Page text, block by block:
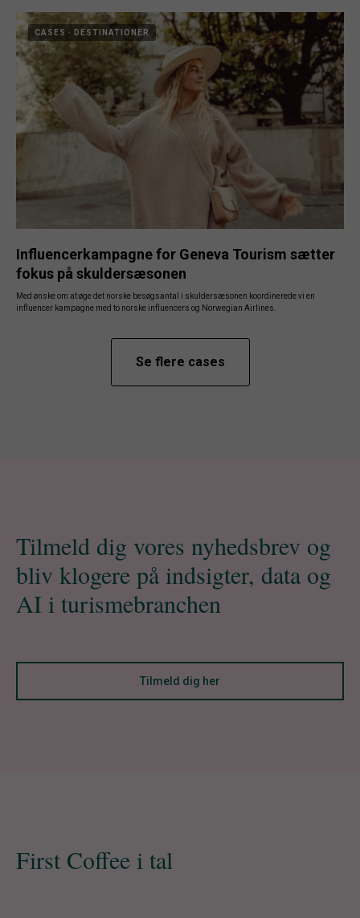
CASES DESTINATIONER
Influencerkampagne for Geneva Tourism sætter
fokus på skuldersæsonen
Med ønske om at øge det norske besøgsantal i skuldersæsonen koordinerede vi en
influencer kampagne med to norske influencers og Norwegian Airlines.
Se flere cases
Tilmeld dig vores nyhedsbrev og
bliv klogere på indsigter, data og
AI i turismebranchen
Tilmeld dig her
First Coffee i tal